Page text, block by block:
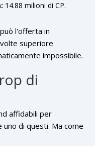
14.88 milioni di CP.
l'offerta in
superiore
impossibile.
chiara e
confusi su diverse
addirittura un'offerta
cap completamente
suggeriscono
dei dati o, peggio,
di
affidabili per
uno di questi. Ma come